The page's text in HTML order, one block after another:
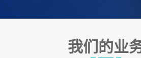
我们的业